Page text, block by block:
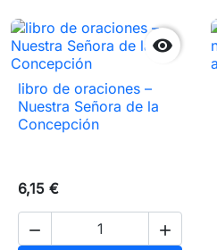

libro de oraciones –
Nuestra Señora de la
Concepción
6,15 €
 